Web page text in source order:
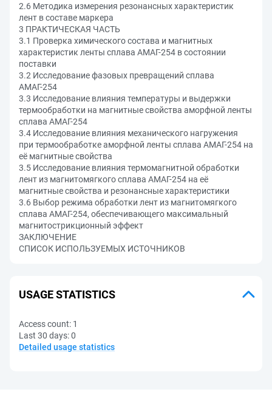
2.6 Методика измерения резонансных характеристик
лент в составе маркера
3 ПРАКТИЧЕСКАЯ ЧАСТЬ
3.1 Проверка химического состава и магнитных
характеристик ленты сплава АМАГ-254 в состоянии
поставки
3.2 Исследование фазовых превращений сплава
АМАГ-254
3.3 Исследование влияния температуры и выдержки
термообработки на магнитные свойства аморфной ленты
сплава АМАГ-254
3.4 Исследование влияния механического нагружения
при термообработке аморфной ленты сплава АМАГ-254 на
её магнитные свойства
3.5 Исследование влияния термомагнитной обработки
лент из магнитомягкого сплава АМАГ-254 на её
магнитные свойства и резонансные характеристики
3.6 Выбор режима обработки лент из магнитомягкого
сплава АМАГ-254, обеспечивающего максимальный
магнитострикционный эффект
ЗАКЛЮЧЕНИЕ
СПИСОК ИСПОЛЬЗУЕМЫХ ИСТОЧНИКОВ
USAGE STATISTICS
Access count: 1
Last 30 days:0
Detailed usage statistics